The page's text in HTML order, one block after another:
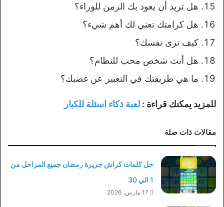
هل تريد أن يعود بك الزمن للوراء؟
هل كرامتك تعني لك أهم شيء؟
كيف ترى نفسك؟
هل أنت شخص محب للنظام؟
ما هي طريقتك في التعبير عن غضبك؟
للمزيد يمكنك قراءة : لعبة ذكاء اسئلة للكبار
مقالات ذات صلة
حل كلمات كراش جزيرة رمضان جميع المراحل من
1 الي 30
17 مارس، 2026